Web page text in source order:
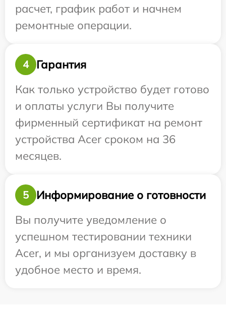
расчет, график работ и начнем
ремонтные операции.
4
Гарантия
Как только устройство будет готово
и оплаты услуги Вы получите
фирменный сертификат на ремонт
устройства Acer сроком на 36
месяцев.
5
Информирование о готовности
Вы получите уведомление о
успешном тестировании техники
Acer, и мы организуем доставку в
удобное место и время.